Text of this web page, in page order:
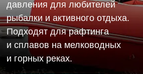
давления для любителей
рыбалки и активного отдыха.
Подходят для рафтинга
и сплавов на мелководных
и горных реках.